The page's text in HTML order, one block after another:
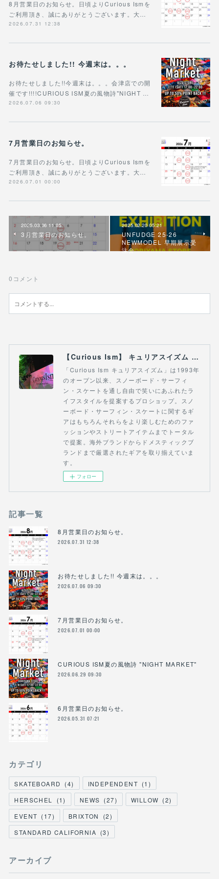
8月営業日のお知らせ。日頃よりCurious Ismを
ご利用頂き、誠にありがとうございます。大…
2026.07.31 12:38
お待たせしました!! 今週末は。。。
お待たせしました!!今週末は。。。会津店での開
催です!!!!CURIOUS ISM夏の風物詩"NIGHT …
2026.07.06 09:30
7月営業日のお知らせ。
7月営業日のお知らせ。日頃よりCurious Ismを
ご利用頂き、誠にありがとうございます。大…
2026.07.01 00:00
2025.03.06 11:05
3月営業日のお知らせ。
2025.02.20 05:21
UNFUDGE 25-26
NEWMODEL 早期展示受
注会
0 コメント
【Curious Ism】 キュリアスイズム l スノーボードショップ サーフショップ 福島県 会津若松市 郡山市 通販
「Curious Ism キュリアスイズム」は1993年
のオープン以来、スノーボード・サーフィ
ン・スケートを通し自由で笑いにあふれたラ
イフスタイルを提案するプロショップ。スノ
ーボード・サーフィン・スケートに関するギ
アはもちろんそれらをより楽しむためのファ
ッションやストリートアイテムまでトータル
で提案。海外ブランドからドメスティックブ
ランドまで厳選されたギアを取り揃えていま
す。
フォロー
記事一覧
8月営業日のお知らせ。
2026.07.31 12:38
お待たせしました!! 今週末は。。。
2026.07.06 09:30
7月営業日のお知らせ。
2026.07.01 00:00
CURIOUS ISM夏の風物詩 "NIGHT MARKET"
2026.06.29 09:30
6月営業日のお知らせ。
2026.05.31 07:21
カテゴリ
SKATEBOARD (4) INDEPENDENT (1 )
HERSCHEL
(1) NEWS (27) WILLOW (2)
EVENT (17) BRIXTON (2)
STANDARD CALIFORNIA (3)
アーカイブ